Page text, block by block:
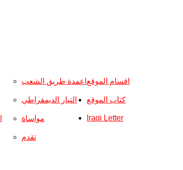
اقسام الموقع اعمدة طريق الشعب
التيار الديمقراطي
مواساة
تقدم
كتاب الموقع
Iraqi Letter